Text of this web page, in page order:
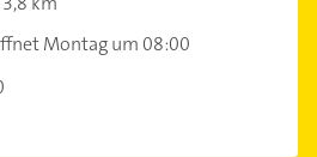
Montag um 08:00